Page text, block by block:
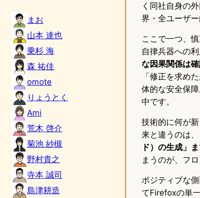
まお
山本 達也
乗杉 海
森 祐佳
omote
りょうとく
Ami
荒木 啓介
菊池 紗槻
野村貴之
寺本 誠司
島津耕造
く同社自身の
界・全ユーザ
ここで一つ、
自律兵器への
な因果関係は確
「修正を求め
体的な安全保
中です。
技術的に何が
来と違うのは
ド）の生成」
まうのが、フ
ポジティブな
てFirefoxの単